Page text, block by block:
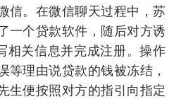
信。在微信聊天过程中，苏
一个贷款软件，随后对方诱
相关信息并完成注册。操作
等理由说贷款的钱被冻结，
生便按照对方的指引向指定